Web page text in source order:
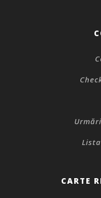
CARTE